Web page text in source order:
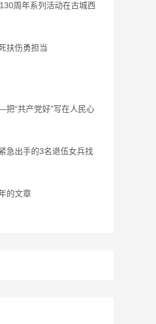
周年系列活动在古城西
扶伤勇担当
“共产党好”写在人民心
急出手的3名退伍女兵找
的文章